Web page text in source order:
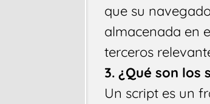
que su
almacenada en
terceros
3. ¿Qué son los
Un script es un